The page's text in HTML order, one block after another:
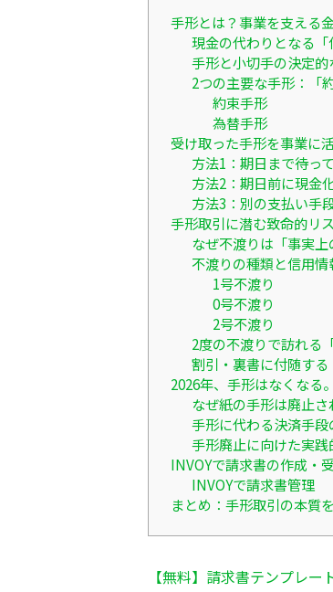
手形とは？事業を支える
現金の代わりとなる「
手形と小切手の決定的
2つの主要な手形：「
約束手形
為替手形
受け取った手形を事業に
方法1：期日まで待っ
方法2：期日前に現金
方法3：別の支払い手
手形取引に潜む致命的リ
なぜ不渡りは「事実
不渡りの種類と信用
1号不渡り
0号不渡り
2号不渡り
2度の不渡りで訪れる
割引・裏書に付随す
2026年、手形はなくなる
なぜ紙の手形は廃止さ
手形に代わる決済手
手形廃止に向けた実
INVOYで請求書の作成・
INVOYで請求書管理
まとめ：手形取引の本質
【無料】請求書テンプレー